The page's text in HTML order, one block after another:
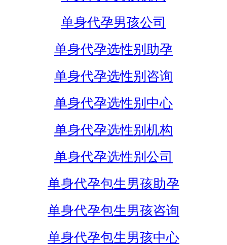
单身代孕男孩公司
单身代孕选性别助孕
单身代孕选性别咨询
单身代孕选性别中心
单身代孕选性别机构
单身代孕选性别公司
单身代孕包生男孩助孕
单身代孕包生男孩咨询
单身代孕包生男孩中心